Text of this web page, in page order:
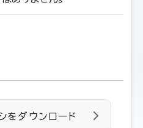
をダウンロード